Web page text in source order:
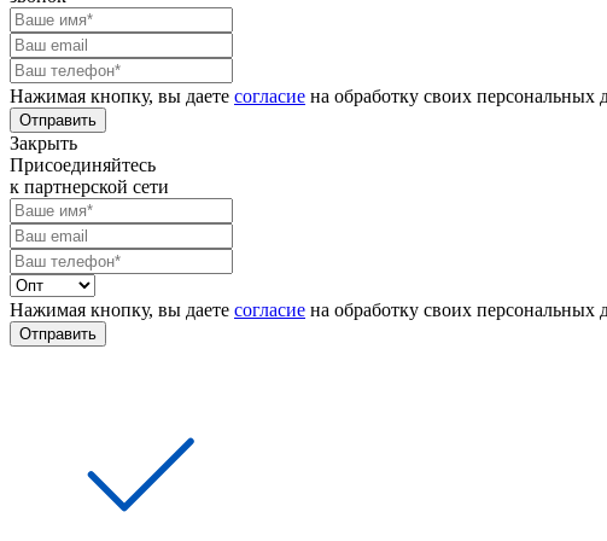
Нажимая кнопку, вы даете согласие на обработку своих персональных
Отправить
Закрыть
Присоединяйтесь
к партнерской сети
Нажимая кнопку, вы даете согласие на обработку своих персональных
Отправить